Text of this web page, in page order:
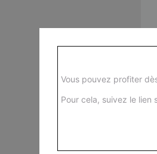
Vous pouvez profiter
Pour cela, suivez le lien